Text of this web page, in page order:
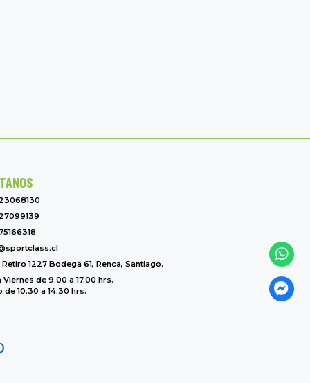
Retiro 1227 Bodega 61, Renca, Santiago.
Viernes de 9.00 a 17.00 hrs.
de 10.30 a 14.30 hrs.